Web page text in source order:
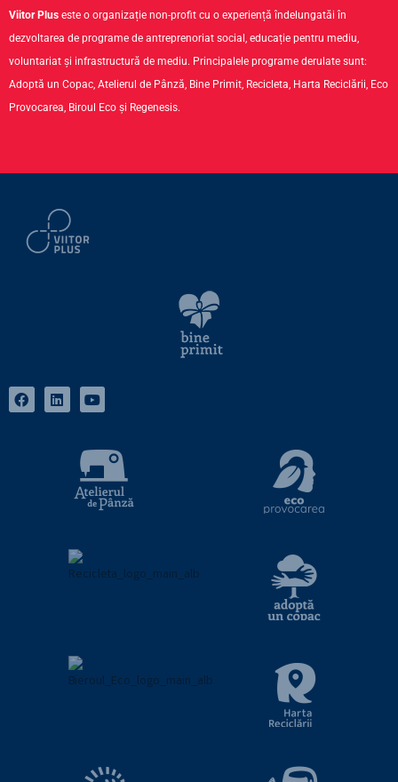
Viitor Plus este o organizație non-profit cu o experiență îndelungatăi în
dezvoltarea de programe de antreprenoriat social, educație pentru mediu,
voluntariat și infrastructură de mediu. Principalele programe derulate sunt:
Adoptă un Copac, Atelierul de Pânză, Bine Primit, Recicleta, Harta Reciclării, Eco
Provocarea, Biroul Eco și Regenesis.